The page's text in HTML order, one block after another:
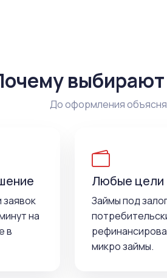
До оформления
на
в
Любые цели
Займы под
микро займы.